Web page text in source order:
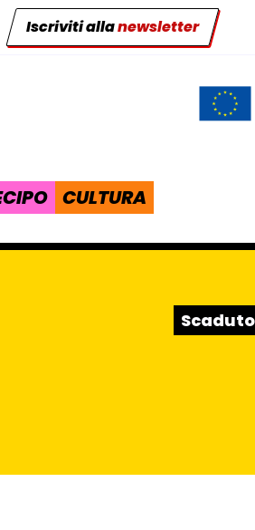
Iscriviti allanewsletter
CULTURA
Stato: